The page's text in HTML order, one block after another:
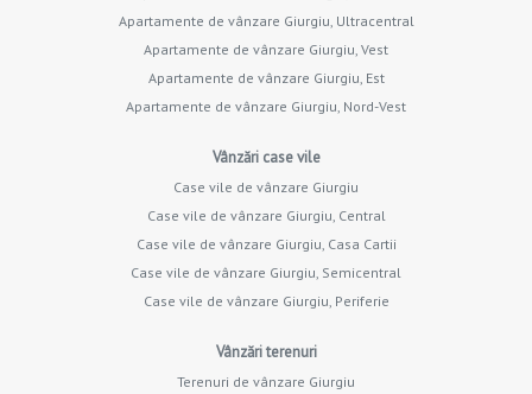
Apartamente de vânzare Giurgiu, Ultracentral
Apartamente de vânzare Giurgiu, Vest
Apartamente de vânzare Giurgiu, Est
Apartamente de vânzare Giurgiu, Nord-Vest
Vânzări case vile
Case vile de vânzare Giurgiu
Case vile de vânzare Giurgiu, Central
Case vile de vânzare Giurgiu, Casa Cartii
Case vile de vânzare Giurgiu, Semicentral
Case vile de vânzare Giurgiu, Periferie
Vânzări terenuri
Terenuri de vânzare Giurgiu